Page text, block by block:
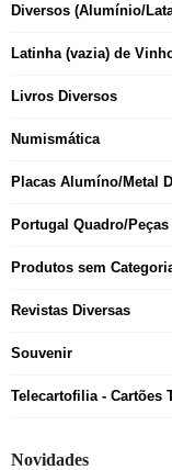
Diversos (Alumínio/
Latinha (vazia) de
Livros Diversos
Numismática
Placas Alumíno/Metal
Portugal Quadro/Peças
Produtos sem
Revistas Diversas
Souvenir
Telecartofilia - Cartões
Novidades